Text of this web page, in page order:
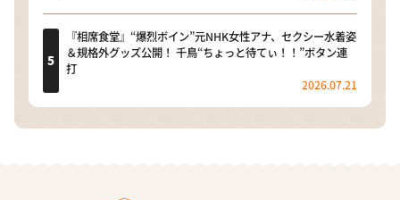
『相席食堂』“爆烈ボイン”元NHK女性アナ、セクシー水着姿
＆規格外グッズ公開！ 千鳥“ちょっと待てぃ！！”ボタン連
打
2026.07.21